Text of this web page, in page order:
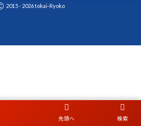
検索
先頭へ
2015 - 2026tokai-Ryoko